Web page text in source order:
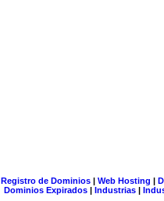
Registro de Dominios| Web Hosting |
Dominios Expirados | Industrias |